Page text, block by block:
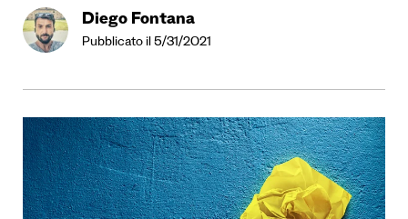
Diego Fontana
Pubblicato il 5/31/2021